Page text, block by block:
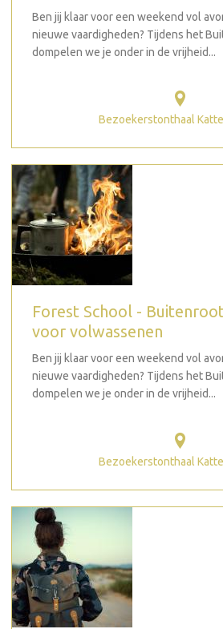
Ben jij klaar voor een weekend vol
nieuwe vaardigheden? Tijdens het
dompelen we je onder in de vrijheid...
Bezoekerstonthaal
Forest School -
voor volwassenen
Ben jij klaar voor een weekend vol
nieuwe vaardigheden? Tijdens het
dompelen we je onder in de vrijheid...
Bezoekerstonthaal